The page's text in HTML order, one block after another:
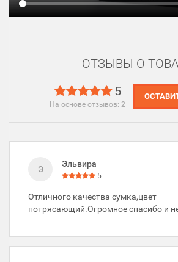
ОТЗЫВЫ О
5
На основе отзывов: 2
Э
Эльвира
5
Отличного качества сумка,цвет
потрясающий.Огромное спасибо и